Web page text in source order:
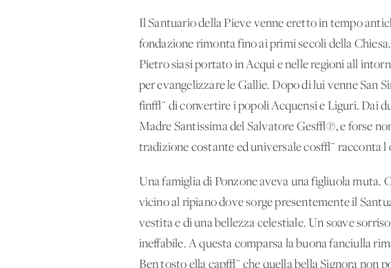
Il Santuario della Pieve venne eretto in tempo
fondazione rimonta fino ai primi secoli della
Pietro siasi portato in Acqui e nelle regioni
per evangelizzare le Gallie. Dopo di lui venne San
fin√¨ di convertire i popoli Acquensi e Liguri. Dai
Madre Santissima del Salvatore Ges√π, e forse
tradizione costante ed universale cos√¨ racconta
Una famiglia di Ponzone aveva una figliuola
vicino al ripiano dove sorge presentemente il
vestita e di una bellezza celestiale. Un soave
ineffabile. A questa comparsa la buona fanciulla
Ben tosto ella cap√¨ che quella bella Signora non